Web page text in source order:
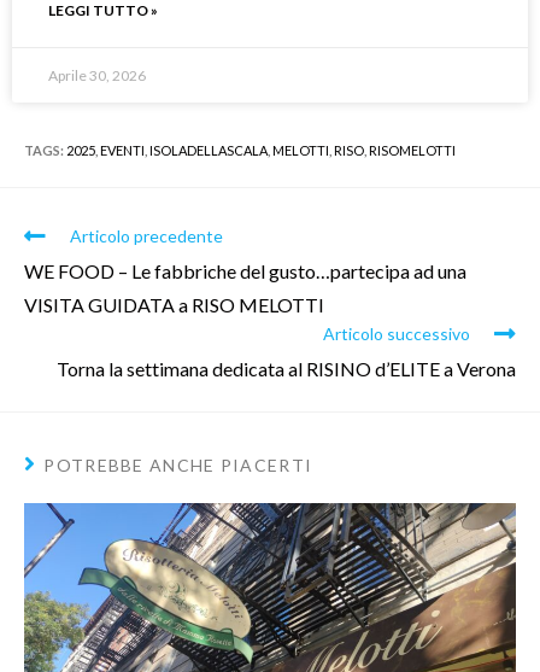
LEGGI TUTTO »
Aprile 30, 2026
TAGS: 2025 EVENTI ISOLADELLASCALA MELOTTI RISO RISOMELOTTI
Articolo precedente
WE FOOD – Le fabbriche del gusto…partecipa ad una
VISITA GUIDATA a RISO MELOTTI
Articolo successivo
Torna la settimana dedicata al RISINO d’ELITE a Verona
POTREBBE ANCHE PIACERTI